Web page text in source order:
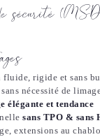
de sécurité
fluide, rigide et sans
nécessité de
élégante et tendance
sans TPO & sans
extensions au